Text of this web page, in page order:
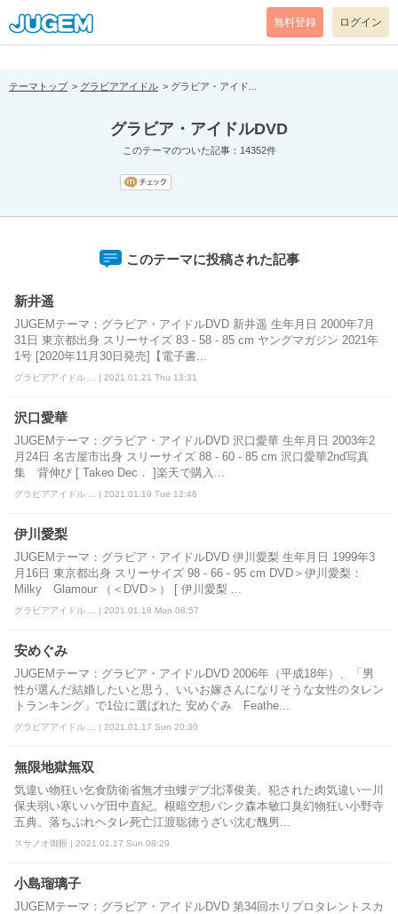
[pear_error: message="Success" code=0 mode=return level=notice
prefix="" info=""]
無料登録 ログイン
テーマトップ グラビアアイドル グラビア・アイド...
グラビア・アイドルDVD
このテーマのついた記事：14352件
このテーマに投稿された記事
新井遥
JUGEMテーマ：グラビア・アイドルDVD 新井遥 生年月日 2000年7月
31日 東京都出身 スリーサイズ 83 - 58 - 85 cm ヤングマガジン 2021年
1号 [2020年11月30日発売]【電子書...
グラビアアイドル ... | 2021.01.21 Thu 13:31
沢口愛華
JUGEMテーマ：グラビア・アイドルDVD 沢口愛華 生年月日 2003年2
月24日 名古屋市出身 スリーサイズ 88 - 60 - 85 cm 沢口愛華2nd写真
集 背伸び [ Takeo Dec． ]楽天で購入...
グラビアアイドル ... | 2021.01.19 Tue 12:46
伊川愛梨
JUGEMテーマ：グラビア・アイドルDVD 伊川愛梨 生年月日 1999年3
月16日 東京都出身 スリーサイズ 98 - 66 - 95 cm DVD＞伊川愛梨：
Milky Glamour （＜DVD＞） [ 伊川愛梨 ...
グラビアアイドル ... | 2021.01.18 Mon 08:57
安めぐみ
JUGEMテーマ：グラビア・アイドルDVD 2006年（平成18年）、「男
性が選んだ結婚したいと思う、いいお嫁さんになりそうな女性のタレン
トランキング」で1位に選ばれた 安めぐみ Feathe...
グラビアアイドル ... | 2021.01.17 Sun 20:30
無限地獄無双
気違い物狂い乞食防衛省無才虫螻デブ北澤俊美。犯された肉気違い一川
保夫弱い寒いハゲ田中直紀。根暗空想パンク森本敏口臭幻物狂い小野寺
五典。落ちぶれヘタレ死亡江渡聡徳うざい沈む醜男...
スサノオ御殿 | 2021.01.17 Sun 08:29
小島瑠璃子
JUGEMテーマ：グラビア・アイドルDVD 第34回ホリプロタレントスカ